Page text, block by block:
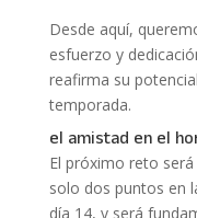
Desde aquí,
esfuerzo y
reafirma su
temporada.
el amistad en el
El próximo reto será
solo dos puntos en
día 14, y será